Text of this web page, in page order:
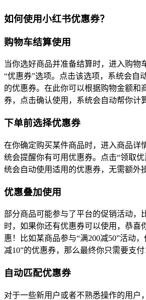
如何使用小红书优惠券？
购物车结算使用
当你选好商品并准备结算时，进入购物
“优惠券”选项。点击该选项，系统会自
的优惠券。在此你可以根据购物金额和
券，点击确认使用，系统会自动帮你计
下单前选择优惠券
在你确定购买某件商品时，进入商品详
统会提醒你有可用优惠券。点击“领取
统会自动使用适用的优惠券，无需额外
优惠叠加使用
部分商品可能参与了平台的促销活动，
时，如果你还有优惠券可以使用，恭喜
惠！比如某商品参与“满200减50”活动
减10”的优惠券，那么最终你只需要支付
自动匹配优惠券
对于一些新用户或者不熟悉操作的用户